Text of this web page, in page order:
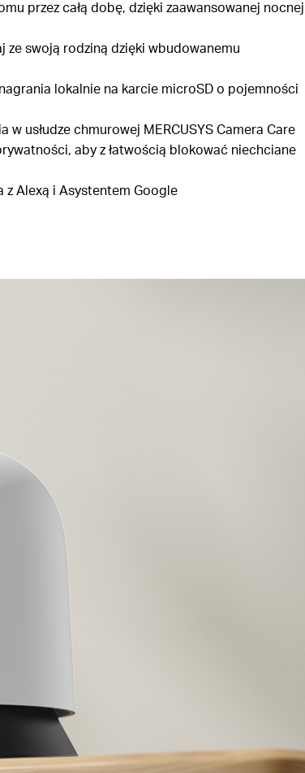
przez całą dobę, dzięki zaawansowanej nocnej
ze swoją rodziną dzięki wbudowanemu
lokalnie na karcie microSD o pojemności
w usłudze chmurowej MERCUSYS Camera Care
aby z łatwością blokować niechciane
Alexą i Asystentem Google